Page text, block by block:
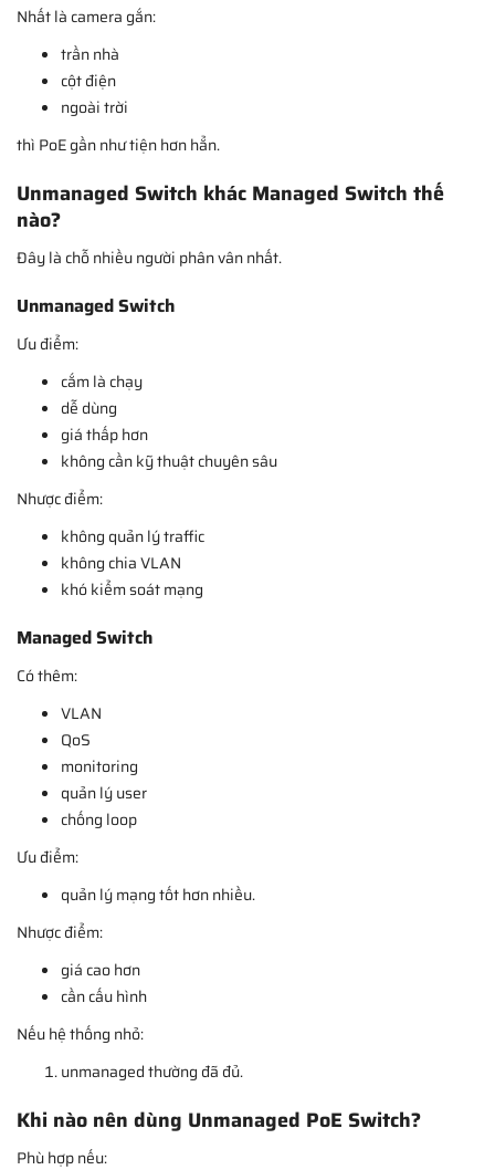
Nhất là camera gắn:
trần nhà
cột điện
ngoài trời
thì PoE gần như tiện hơn hẳn.
Unmanaged Switch khác Managed Switch thế
nào?
Đây là chỗ nhiều người phân vân nhất.
Unmanaged Switch
Ưu điểm:
cắm là chạy
dễ dùng
giá thấp hơn
không cần kỹ thuật chuyên sâu
Nhược điểm:
không quản lý traffic
không chia VLAN
khó kiểm soát mạng
Managed Switch
Có thêm:
VLAN
QoS
monitoring
quản lý user
chống loop
Ưu điểm:
quản lý mạng tốt hơn nhiều.
Nhược điểm:
giá cao hơn
cần cấu hình
Nếu hệ thống nhỏ:
unmanaged thường đã đủ.
Khi nào nên dùng Unmanaged PoE Switch?
Phù hợp nếu: